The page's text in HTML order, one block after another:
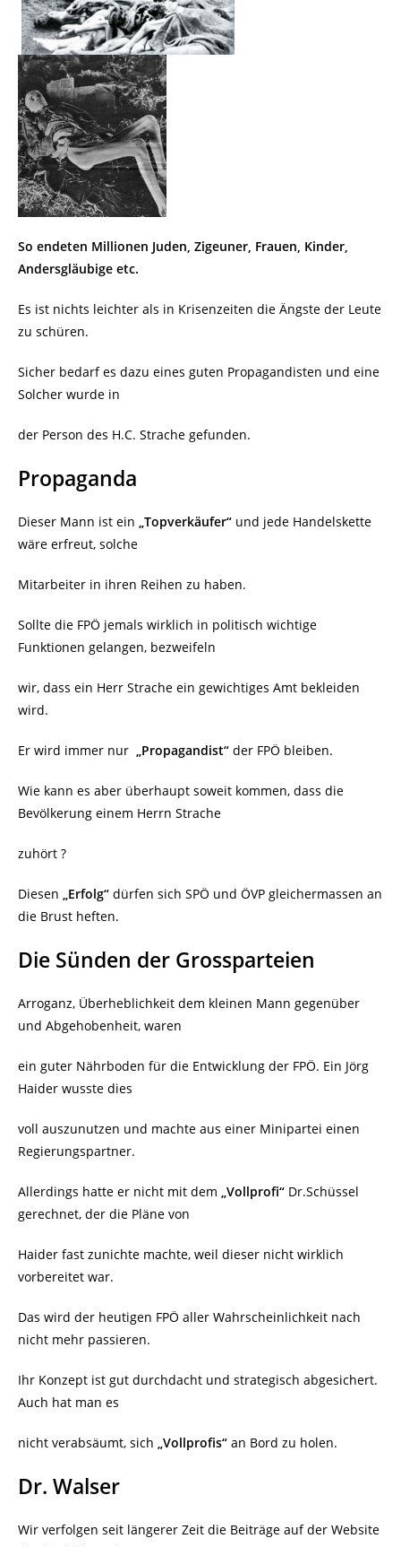
So endeten Millionen Juden, Zigeuner, Frauen, Kinder,
Andersgläubige etc.
Es ist nichts leichter als in Krisenzeiten die Ängste der Leute
zu schüren.
Sicher bedarf es dazu eines guten Propagandisten und eine
Solcher wurde in
der Person des H.C. Strache gefunden.
Propaganda
Dieser Mann ist ein „Topverkäufer“ und jede Handelskette
wäre erfreut, solche
Mitarbeiter in ihren Reihen zu haben.
Sollte die FPÖ jemals wirklich in politisch wichtige
Funktionen gelangen, bezweifeln
wir, dass ein Herr Strache ein gewichtiges Amt bekleiden
wird.
Er wird immer nur „Propagandist“ der FPÖ bleiben.
Wie kann es aber überhaupt soweit kommen, dass die
Bevölkerung einem Herrn Strache
zuhört ?
Diesen „Erfolg“ dürfen sich SPÖ und ÖVP gleichermassen an
die Brust heften.
Die Sünden der Grossparteien
Arroganz, Überheblichkeit dem kleinen Mann gegenüber
und Abgehobenheit, waren
ein guter Nährboden für die Entwicklung der FPÖ. Ein Jörg
Haider wusste dies
voll auszunutzen und machte aus einer Minipartei einen
Regierungspartner.
Allerdings hatte er nicht mit dem „Vollprofi“ Dr.Schüssel
gerechnet, der die Pläne von
Haider fast zunichte machte, weil dieser nicht wirklich
vorbereitet war.
Das wird der heutigen FPÖ aller Wahrscheinlichkeit nach
nicht mehr passieren.
Ihr Konzept ist gut durchdacht und strategisch abgesichert.
Auch hat man es
nicht verabsäumt, sich „Vollprofis“ an Bord zu holen.
Dr. Walser
Wir verfolgen seit längerer Zeit die Beiträge auf der Website